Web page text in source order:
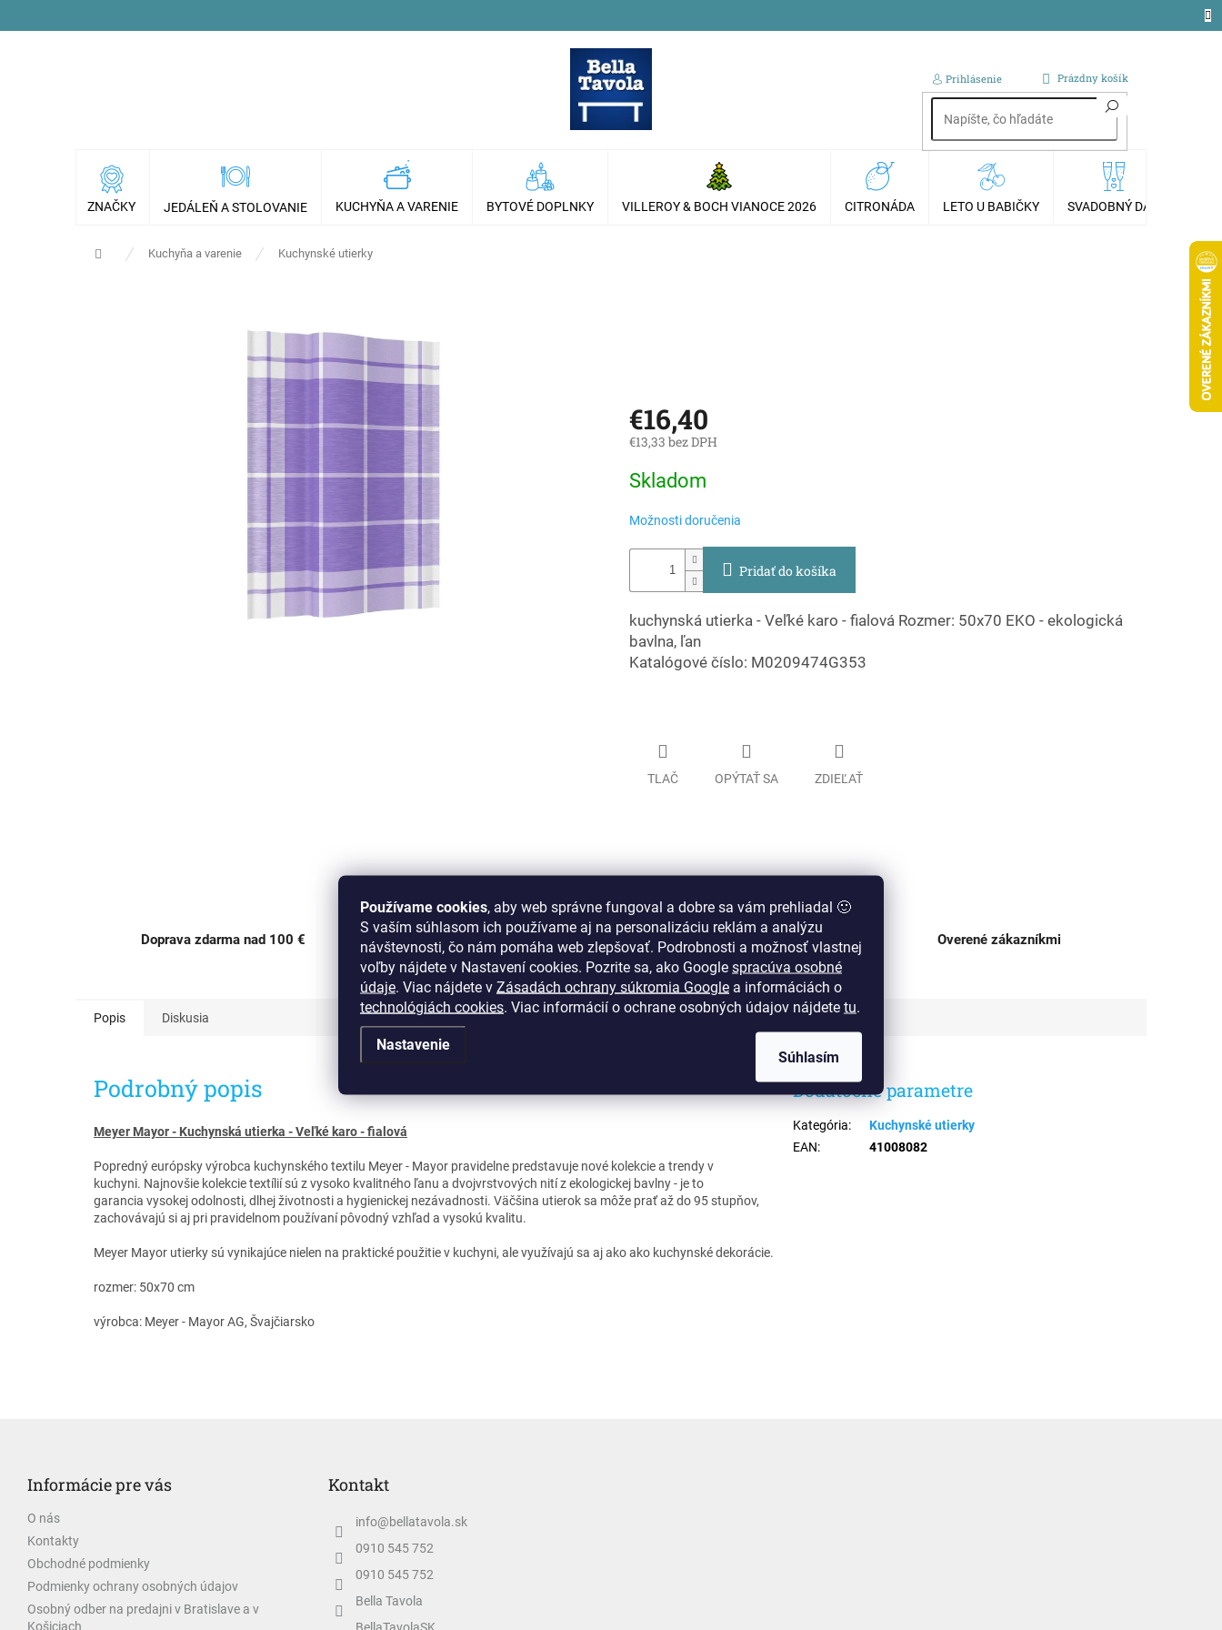
Používame cookies, aby web správne fungoval a dobre sa vám prehliadal 🙂
S vaším súhlasom ich používame aj na personalizáciu reklám a analýzu
návštevnosti, čo nám pomáha web zlepšovať. Podrobnosti a možnosť vlastnej
voľby nájdete v Nastavení cookies. Pozrite sa, ako Google spracúva osobné
údaje. Viac nájdete v Zásadách ochrany súkromia Google a informáciách o
technológiách cookies. Viac informácií o ochrane osobných údajov nájdete tu.
Nastavenie
Súhlasím
Prihlásenie
NÁKUPNÝ
KOŠÍK
Prázdny košík
ZNAČKY JEDÁLEŇ A STOLOVANIE KUCHYŇA A VARENIE BYTOVÉ DOPLNKY VILLEROY & BOCH VIANOCE 2026 CITRONÁDA LETO U BABIČKY SVADOBNÝ DAR
Domov Kuchyňa a varenie Kuchynské utierky
€16,40
€13,33 bez DPH
cena:
Skladom
Možnosti doručenia
Pridať do košíka
kuchynská utierka - Veľké karo - fialová Rozmer: 50x70 EKO - ekologická
bavlna, ľan
Katalógové číslo: M0209474G353
TLAČ OPÝTAŤ SA ZDIEĽAŤ
Doprava zdarma nad 100 € 2 kamenné predajne
OC Avion Bratislava, OC Optima Košice
Osobný odber možný na predajni Overené zákazníkmi
Popis Diskusia
Podrobný popis
Meyer Mayor - Kuchynská utierka - Veľké karo - fialová
Popredný európsky výrobca kuchynského textilu Meyer - Mayor pravidelne predstavuje nové kolekcie a trendy v
kuchyni. Najnovšie kolekcie textílií sú z vysoko kvalitného ľanu a dvojvrstvových nití z ekologickej bavlny - je to
garancia vysokej odolnosti, dlhej životnosti a hygienickej nezávadnosti. Väčšina utierok sa môže prať až do 95 stupňov,
zachovávajú si aj pri pravidelnom používaní pôvodný vzhľad a vysokú kvalitu.
Meyer Mayor utierky sú vynikajúce nielen na praktické použitie v kuchyni, ale využívajú sa aj ako ako kuchynské dekorácie.
rozmer: 50x70 cm
výrobca: Meyer - Mayor AG, Švajčiarsko
Dodatočné parametre
Kategória:
Kuchynské utierky
EAN: 41008082
Informácie pre vás
O nás
Kontakty
Obchodné podmienky
Podmienky ochrany osobných údajov
Osobný odber na predajni v Bratislave a v
Košiciach
Kontakt
info@bellatavola.sk
0910 545 752
0910 545 752
Bella Tavola